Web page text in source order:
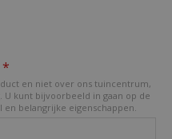
*
en niet over ons tuincentrum,
kunt bijvoorbeeld in gaan op de
belangrijke eigenschappen.